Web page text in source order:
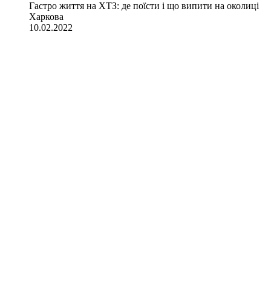
Гастро життя на ХТЗ: де поїсти і що випити на околиці
Харкова
10.02.2022